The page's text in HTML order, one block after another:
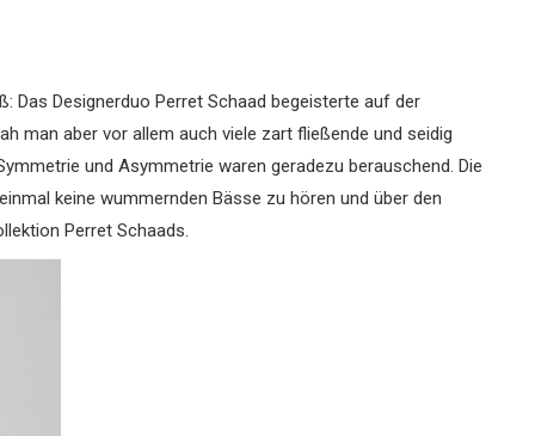
Das Designerduo Perret Schaad begeisterte auf der
man aber vor allem auch viele zart fließende und seidig
und Asymmetrie waren geradezu berauschend. Die
keine wummernden Bässe zu hören und über den
Perret Schaads.